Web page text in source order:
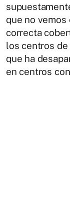
que no
correcta
los centros
que ha
en centros